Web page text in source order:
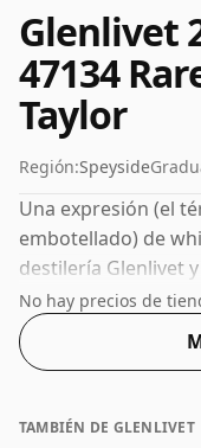
Glenlivet
47134
Taylor
Región:Speyside
Una expresión (el
embotellado) de
destilería Glenlivet
Con 56,1% ABV,
aceptable.
cl.
No hay precios de
TAMBIÉN DE GLENLIVET